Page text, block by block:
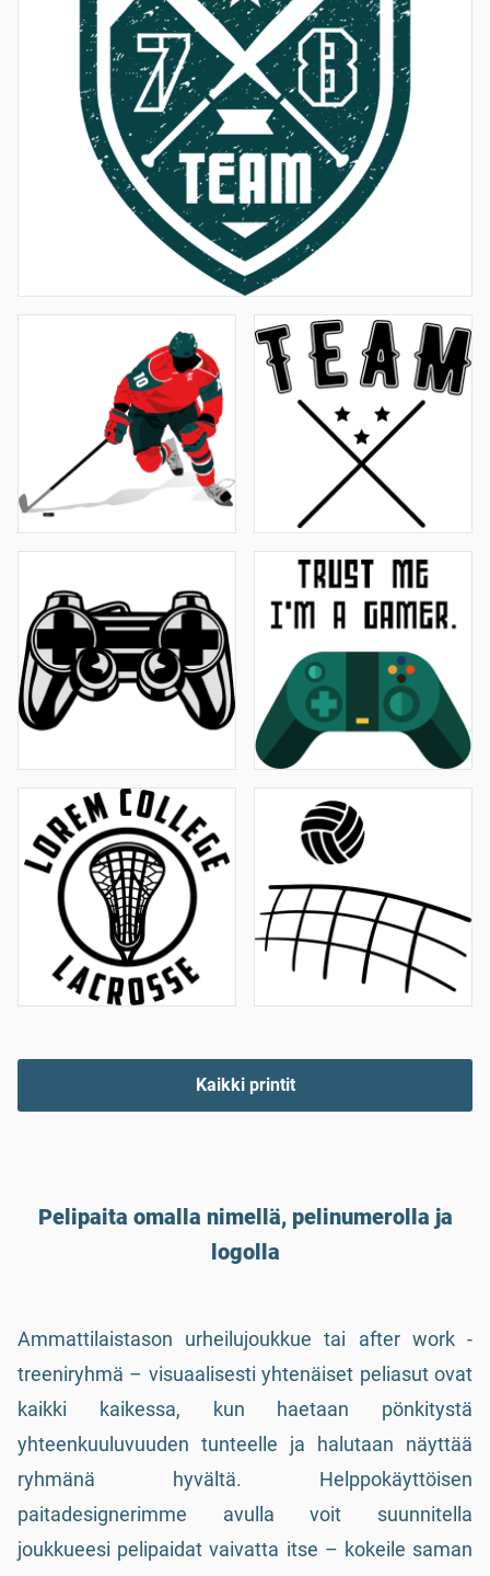
Kaikki printit
Pelipaita omalla nimellä, pelinumerolla ja
logolla
Ammattilaistason urheilujoukkue tai after work -
treeniryhmä – visuaalisesti yhtenäiset peliasut ovat
kaikki kaikessa, kun haetaan pönkitystä
yhteenkuuluvuuden tunteelle ja halutaan näyttää
ryhmänä hyvältä. Helppokäyttöisen
paitadesignerimme avulla voit suunnitella
joukkueesi pelipaidat vaivatta itse – kokeile saman